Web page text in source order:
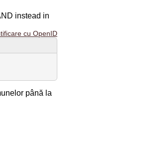
instead in
cu OpenID
până la